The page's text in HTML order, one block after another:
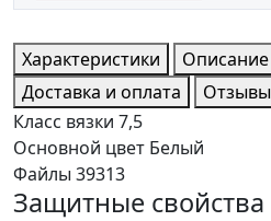
Характеристики Описание
Доставка и оплата
Отзывы
Класс вязки 7,5
Основной цвет Белый
Файлы 39313
Защитные свойства